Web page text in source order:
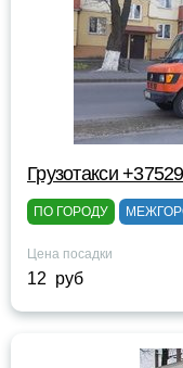
Грузотакси
ПО ГОРОДУ
Цена посадки
12 руб